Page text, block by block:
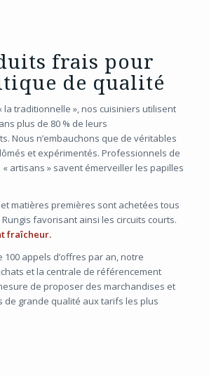
frais pour
de qualité
la traditionnelle », nos cuisiniers utilisent
plus de 80 % de leurs
Nous n’embauchons que de véritables
et expérimentés. Professionnels de
artisans » savent émerveiller les papilles
matières premières sont achetées tous
favorisant ainsi les circuits courts.
fraîcheur.
100 appels d’offres par an, notre
et la centrale de référencement
de proposer des marchandises et
de grande qualité aux tarifs les plus